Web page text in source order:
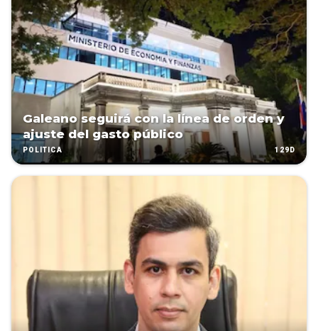
Galeano seguirá con la línea de orden y
ajuste del gasto público
POLÍTICA 129D